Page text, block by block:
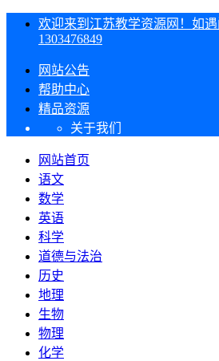
欢迎来到江苏教学资源网！如遇
1303476849
网站公告
帮助中心
精品资源
关于我们
网站首页
语文
数学
英语
科学
道德与法治
历史
地理
生物
物理
化学